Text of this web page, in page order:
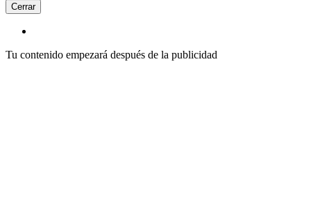
Cerrar
Tu contenido empezará después de la publicidad